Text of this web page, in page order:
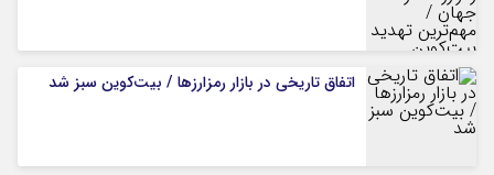
اتفاق تاریخی در بازار رمزارزها / بیت‌کوین سبز شد